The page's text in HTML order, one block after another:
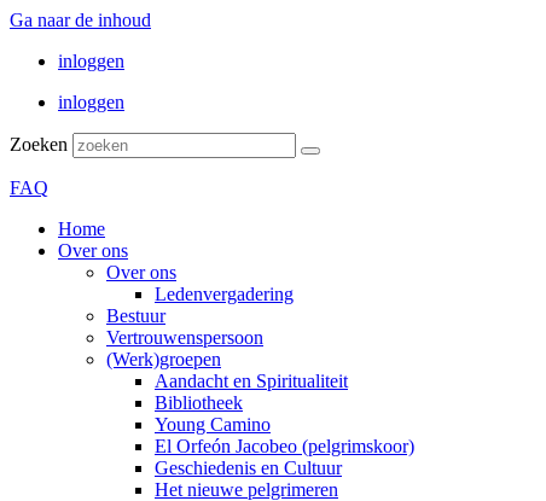
Ga naar de inhoud
inloggen
inloggen
Zoeken
FAQ
Home
Over ons
Over ons
Ledenvergadering
Bestuur
Vertrouwenspersoon
(Werk)groepen
Aandacht en Spiritualiteit
Bibliotheek
Young Camino
El Orfeón Jacobeo (pelgrimskoor)
Geschiedenis en Cultuur
Het nieuwe pelgrimeren